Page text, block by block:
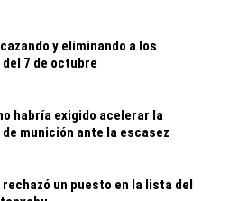
y eliminando a los
7 de octubre
habría exigido acelerar la
munición ante la escasez
rechazó un puesto en la lista del